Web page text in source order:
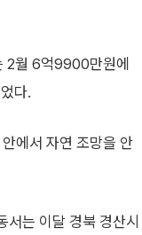
2월 6억9900만원에
다.
에서 자연 조망을 안
는 이달 경북 경산시